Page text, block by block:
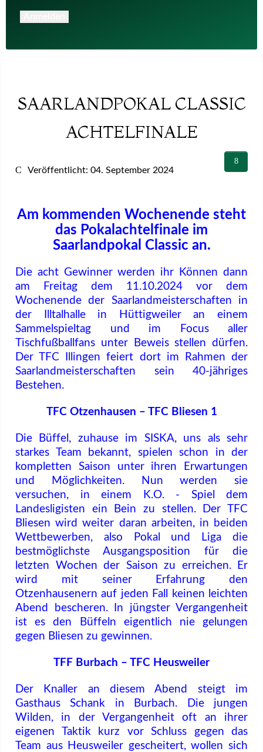
SAARLANDPOKAL CLASSIC
ACHTELFINALE
Veröffentlicht: 04. September 2024
Am kommenden Wochenende steht
das Pokalachtelfinale im
Saarlandpokal Classic an.
Die acht Gewinner werden ihr Können dann
am Freitag dem 11.10.2024 vor dem
Wochenende der Saarlandmeisterschaften in
der Illtalhalle in Hüttigweiler an einem
Sammelspieltag und im Focus aller
Tischfußballfans unter Beweis stellen dürfen.
Der TFC Illingen feiert dort im Rahmen der
Saarlandmeisterschaften sein 40-jähriges
Bestehen.
TFC Otzenhausen – TFC Bliesen 1
Die Büffel, zuhause im SISKA, uns als sehr
starkes Team bekannt, spielen schon in der
kompletten Saison unter ihren Erwartungen
und Möglichkeiten. Nun werden sie
versuchen, in einem K.O. - Spiel dem
Landesligisten ein Bein zu stellen. Der TFC
Bliesen wird weiter daran arbeiten, in beiden
Wettbewerben, also Pokal und Liga die
bestmöglichste Ausgangsposition für die
letzten Wochen der Saison zu erreichen. Er
wird mit seiner Erfahrung den
Otzenhausenern auf jeden Fall keinen leichten
Abend bescheren. In jüngster Vergangenheit
ist es den Büffeln eigentlich nie gelungen
gegen Bliesen zu gewinnen.
TFF Burbach – TFC Heusweiler
Der Knaller an diesem Abend steigt im
Gasthaus Schank in Burbach. Die jungen
Wilden, in der Vergangenheit oft an ihrer
eigenen Taktik kurz vor Schluss gegen das
Team aus Heusweiler gescheitert, wollen sich